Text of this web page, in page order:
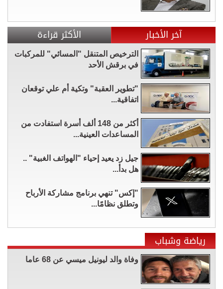
آخر الأخبار الأكثر قراءة
الترخيص المتنقل "المسائي" للمركبات
في برقش الأحد
"تطوير العقبة" وتكية أم علي توقعان
اتفاقية...
أكثر من 148 ألف أسرة استفادت من
المساعدات العينية...
جيل زد يعيد إحياء "الهواتف الغبية" ..
هل بدأ...
"إكس" تنهي برنامج مشاركة الأرباح
وتطلق نظامًا...
رياضة وشباب
وفاة والد ليونيل ميسي عن 68 عاما